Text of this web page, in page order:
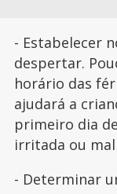
- Estabelecer
despertar.
horário das
ajudará a
primeiro dia
irritada ou
- Determinar